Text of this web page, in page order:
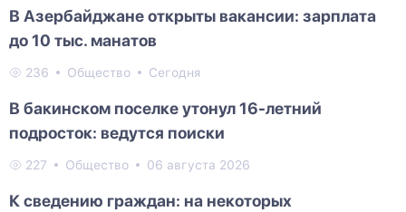
В Азербайджане открыты вакансии: зарплата
до 10 тыс. манатов
236 Общество Сегодня
В бакинском поселке утонул 16-летний
подросток: ведутся поиски
227 Общество 06 августа 2026
К сведению граждан: на некоторых